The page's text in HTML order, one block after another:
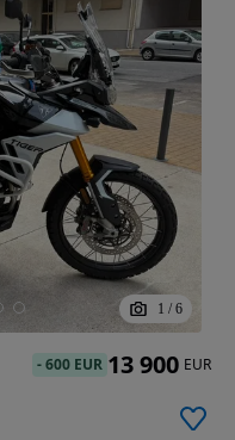
1 / 6
-600 EUR 13 900 EUR